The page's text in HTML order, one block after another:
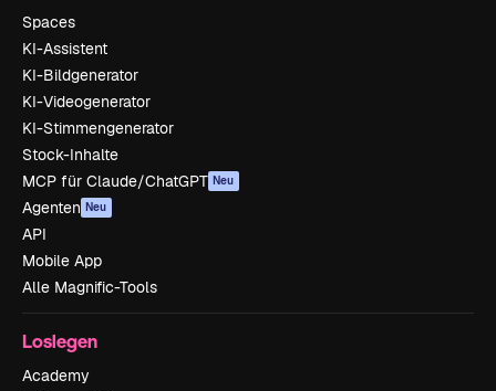
Spaces
KI-Assistent
KI-Bildgenerator
KI-Videogenerator
KI-Stimmengenerator
Stock-Inhalte
MCP für Claude/ChatGPT Neu
Agenten Neu
API
Mobile App
Alle Magnific-Tools
Loslegen
Academy